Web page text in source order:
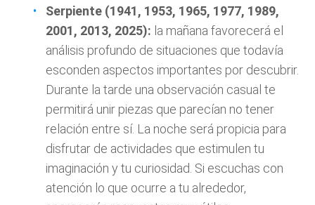
Serpiente (1941, 1953, 1965, 1977, 1989,
2001, 2013, 2025): la mañana favorecerá el
análisis profundo de situaciones que todavía
esconden aspectos importantes por descubrir.
Durante la tarde una observación casual te
permitirá unir piezas que parecían no tener
relación entre sí. La noche será propicia para
disfrutar de actividades que estimulen tu
imaginación y tu curiosidad. Si escuchas con
atención lo que ocurre a tu alrededor,